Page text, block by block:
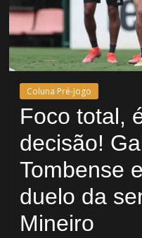
Coluna Pré-Jogo
Foco total,
decisão!
Tombense
duelo da
Mineiro